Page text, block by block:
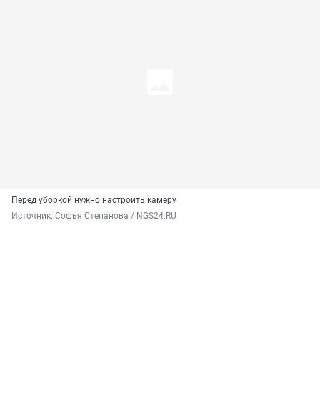
Перед уборкой нужно настроить камеру
Источник: Софья Степанова / NGS24.RU